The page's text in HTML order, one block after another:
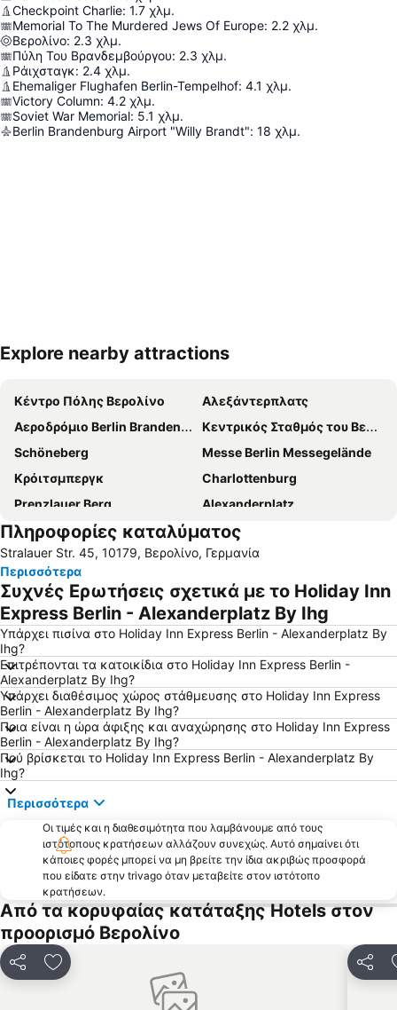
Checkpoint Charlie: 1.7 χλμ.
Memorial To The Murdered Jews Of Europe: 2.2 χλμ.
Βερολίνο: 2.3 χλμ.
Πύλη Του Βρανδεμβούργου: 2.3 χλμ.
Ράιχσταγκ: 2.4 χλμ.
Ehemaliger Flughafen Berlin-Tempelhof: 4.1 χλμ.
Victory Column: 4.2 χλμ.
Soviet War Memorial: 5.1 χλμ.
Berlin Brandenburg Airport "Willy Brandt": 18 χλμ.
Ανάπτυξη χάρτη
Explore nearby attractions
Κέντρο Πόλης Βερολίνο
Αλεξάντερπλατς
Αεροδρόμιο Berlin Brandenburg
Κεντρικός Σταθμός του Βερολίνου
Schöneberg
Messe Berlin Messegelände
Κρόιτσμπεργκ
Charlottenburg
Prenzlauer Berg
Alexanderplatz
Neukölln
Uber Arena
ILA - International Aerospace Exhibition Berlin-Brandenburg
Friedrichshain
Zωολογικός Κήπος- Eνυδρείο του Βερολίνου
Lichtenberg
ITB - Berlin
Η Πύλη του Βραδεμβούργου
Κουρφούρστενταμ
Ολυμπιακό στάδιο του Βερολίνου
Alexanderplatz Metro Station
Η Πλατεία Πότσνταμ
ΚαΝτεΒε
Venus
Hauptbahnhof Metro Station
Friedrichshain-Kreuzberg
Το Ανάκτορο Σαρλότενμπουργκ
Artemis
Fischerinsel
WeihnachtsZauber Gendarmenmarkt
Tiergarten
Bülowstraße Metro Station
Nollendorfplatz Metro Station
Ζωολογικός Κήπος του Βερολίνου
Fruit Logistica
Treptow-Köpenick Borough
Dutch Quarter
Το Νησί των Μουσείων
East-Side-Gallery
U-Bahnhof Wittenbergplatz
Πληροφορίες καταλύματος
Stralauer Str. 45, 10179, Βερολίνο, Γερμανία
Περισσότερα
Συχνές Ερωτήσεις σχετικά με το Holiday Inn
Express Berlin - Alexanderplatz By Ihg
Υπάρχει πισίνα στο Holiday Inn Express Berlin - Alexanderplatz By
Ihg?
Επιτρέπονται τα κατοικίδια στο Holiday Inn Express Berlin -
Alexanderplatz By Ihg?
Υπάρχει διαθέσιμος χώρος στάθμευσης στο Holiday Inn Express
Berlin - Alexanderplatz By Ihg?
Ποια είναι η ώρα άφιξης και αναχώρησης στο Holiday Inn Express
Berlin - Alexanderplatz By Ihg?
Πού βρίσκεται το Holiday Inn Express Berlin - Alexanderplatz By
Ihg?
Περισσότερα
Οι τιμές και η διαθεσιμότητα που λαμβάνουμε από τους
ιστότοπους κρατήσεων αλλάζουν συνεχώς. Αυτό σημαίνει ότι
κάποιες φορές μπορεί να μη βρείτε την ίδια ακριβώς προσφορά
που είδατε στην trivago όταν μεταβείτε στον ιστότοπο
κρατήσεων.
Από τα κορυφαίας κατάταξης Hotels στον
προορισμό Βερολίνο
ΚοινοποίησηΠροσθήκη στα αγαπημένα